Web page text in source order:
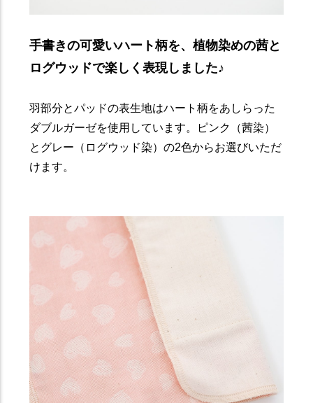
手書きの可愛いハート柄を、植物染めの茜と
ログウッドで楽しく表現しました♪
羽部分とパッドの表生地はハート柄をあしらった
ダブルガーゼを使用しています。ピンク（茜染）
とグレー（ログウッド染）の2色からお選びいただ
けます。